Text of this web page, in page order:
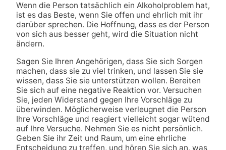
Wenn die Person tatsächlich ein Alkoholproblem hat,
ist es das Beste, wenn Sie offen und ehrlich mit ihr
darüber sprechen. Die Hoffnung, dass es der Person
von sich aus besser geht, wird die Situation nicht
ändern.
Sagen Sie Ihren Angehörigen, dass Sie sich Sorgen
machen, dass sie zu viel trinken, und lassen Sie sie
wissen, dass Sie sie unterstützen wollen. Bereiten
Sie sich auf eine negative Reaktion vor. Versuchen
Sie, jeden Widerstand gegen Ihre Vorschläge zu
überwinden. Möglicherweise verleugnet die Person
Ihre Vorschläge und reagiert vielleicht sogar wütend
auf Ihre Versuche. Nehmen Sie es nicht persönlich.
Geben Sie ihr Zeit und Raum, um eine ehrliche
Entscheidung zu treffen, und hören Sie sich an, was